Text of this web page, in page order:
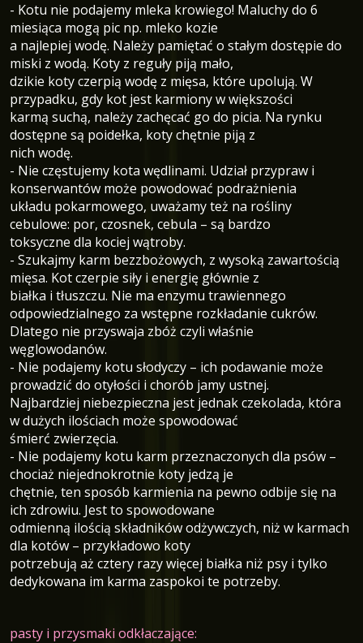
- Kotu nie podajemy mleka krowiego! Maluchy do 6
miesiąca mogą pic np. mleko kozie
a najlepiej wodę. Należy pamiętać o stałym dostępie do
miski z wodą. Koty z reguły piją mało,
dzikie koty czerpią wodę z mięsa, które upolują. W
przypadku, gdy kot jest karmiony w większości
karmą suchą, należy zachęcać go do picia. Na rynku
dostępne są poidełka, koty chętnie piją z
nich wodę.
- Nie częstujemy kota wędlinami. Udział przypraw i
konserwantów może powodować podrażnienia
układu pokarmowego, uważamy też na rośliny
cebulowe: por, czosnek, cebula – są bardzo
toksyczne dla kociej wątroby.
- Szukajmy karm bezzbożowych, z wysoką zawartością
mięsa. Kot czerpie siły i energię głównie z
białka i tłuszczu. Nie ma enzymu trawiennego
odpowiedzialnego za wstępne rozkładanie cukrów.
Dlatego nie przyswaja zbóż czyli właśnie
węglowodanów.
- Nie podajemy kotu słodyczy – ich podawanie może
prowadzić do otyłości i chorób jamy ustnej.
Najbardziej niebezpieczna jest jednak czekolada, która
w dużych ilościach może spowodować
śmierć zwierzęcia.
- Nie podajemy kotu karm przeznaczonych dla psów –
chociaż niejednokrotnie koty jedzą je
chętnie, ten sposób karmienia na pewno odbije się na
ich zdrowiu. Jest to spowodowane
odmienną ilością składników odżywczych, niż w karmach
dla kotów – przykładowo koty
potrzebują aż cztery razy więcej białka niż psy i tylko
dedykowana im karma zaspokoi te potrzeby.
pasty i przysmaki odkłaczające: